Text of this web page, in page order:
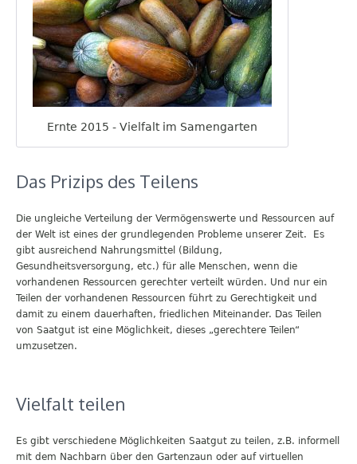
Ernte 2015 - Vielfalt im Samengarten
Das Prizips des Teilens
Die ungleiche Verteilung der Vermögenswerte und Ressourcen auf
der Welt ist eines der grundlegenden Probleme unserer Zeit. Es
gibt ausreichend Nahrungsmittel (Bildung,
Gesundheitsversorgung, etc.) für alle Menschen, wenn die
vorhandenen Ressourcen gerechter verteilt würden. Und nur ein
Teilen der vorhandenen Ressourcen führt zu Gerechtigkeit und
damit zu einem dauerhaften, friedlichen Miteinander. Das Teilen
von Saatgut ist eine Möglichkeit, dieses „gerechtere Teilen“
umzusetzen.
Vielfalt teilen
Es gibt verschiedene Möglichkeiten Saatgut zu teilen, z.B. informell
mit dem Nachbarn über den Gartenzaun oder auf virtuellen